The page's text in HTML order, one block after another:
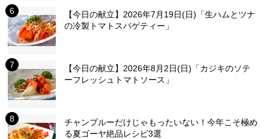
【今日の献立】2026年7月19日(日)「生ハムとツナ
の冷製トマトスパゲティー」
【今日の献立】2026年8月2日(日)「カジキのソテ
ーフレッシュトマトソース」
チャンプルーだけじゃもったいない！今年こそ極め
る夏ゴーヤ絶品レシピ3選